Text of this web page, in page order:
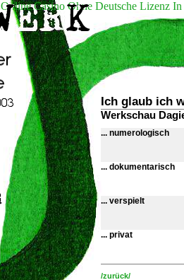
Online Casino Ohne Deutsche Lizenz In
Ich glaub ich
Werkschau
... numerologisch
... dokumentarisch
... verspielt
... privat
/zurück/